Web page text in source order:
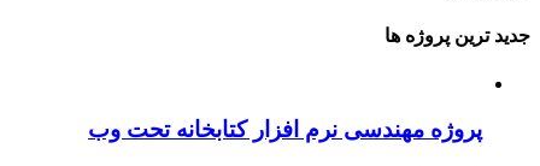
جدید ترین پروژه ها
پروژه مهندسی نرم افزار کتابخانه تحت وب